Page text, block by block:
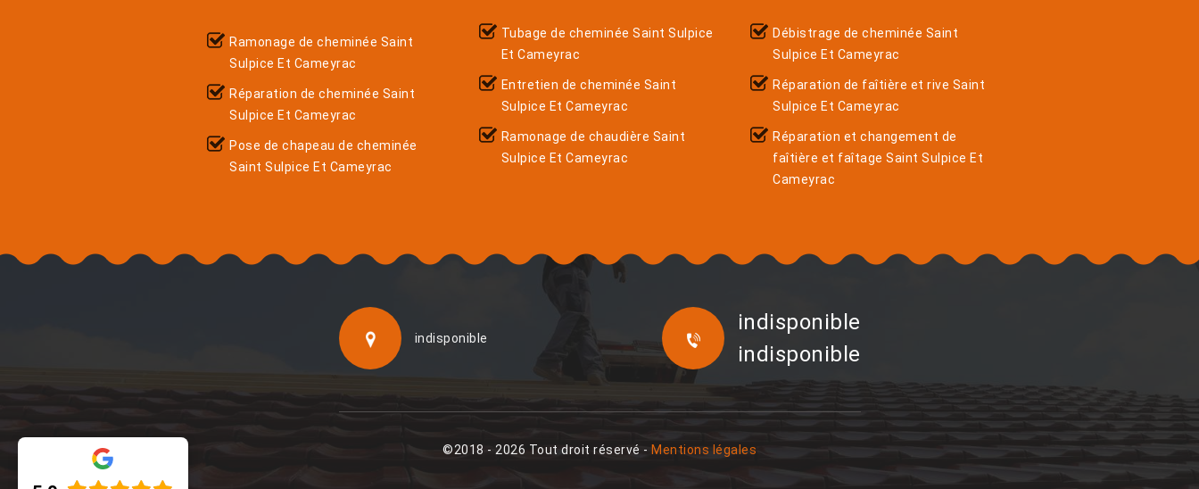
Ramonage de cheminée Saint
Sulpice Et Cameyrac
Réparation de cheminée Saint
Sulpice Et Cameyrac
Pose de chapeau de cheminée
Saint Sulpice Et Cameyrac
Tubage de cheminée Saint Sulpice
Et Cameyrac
Entretien de cheminée Saint
Sulpice Et Cameyrac
Ramonage de chaudière Saint
Sulpice Et Cameyrac
Débistrage de cheminée Saint
Sulpice Et Cameyrac
Réparation de faîtière et rive Saint
Sulpice Et Cameyrac
Réparation et changement de
faîtière et faîtage Saint Sulpice Et
Cameyrac
indisponible
indisponible
indisponible
©2018 - 2026 Tout droit réservé - Mentions légales